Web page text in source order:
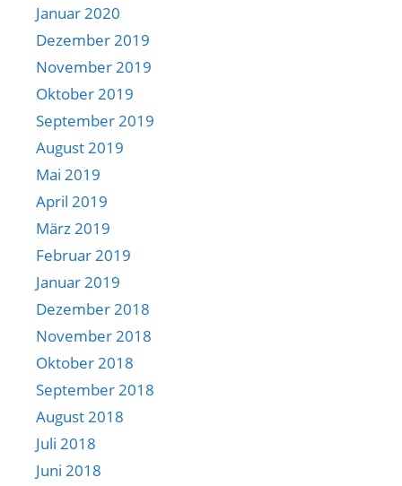
Januar 2020
Dezember 2019
November 2019
Oktober 2019
September 2019
August 2019
Mai 2019
April 2019
März 2019
Februar 2019
Januar 2019
Dezember 2018
November 2018
Oktober 2018
September 2018
August 2018
Juli 2018
Juni 2018